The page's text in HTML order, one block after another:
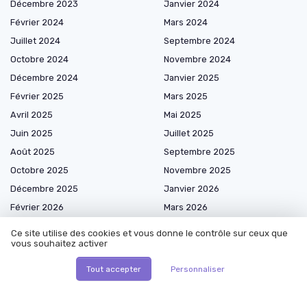
Décembre 2023
Janvier 2024
Février 2024
Mars 2024
Juillet 2024
Septembre 2024
Octobre 2024
Novembre 2024
Décembre 2024
Janvier 2025
Février 2025
Mars 2025
Avril 2025
Mai 2025
Juin 2025
Juillet 2025
Août 2025
Septembre 2025
Octobre 2025
Novembre 2025
Décembre 2025
Janvier 2026
Février 2026
Mars 2026
Juin 2026
Ce site utilise des cookies et vous donne le contrôle sur ceux que
vous souhaitez activer
Tout accepter Personnaliser